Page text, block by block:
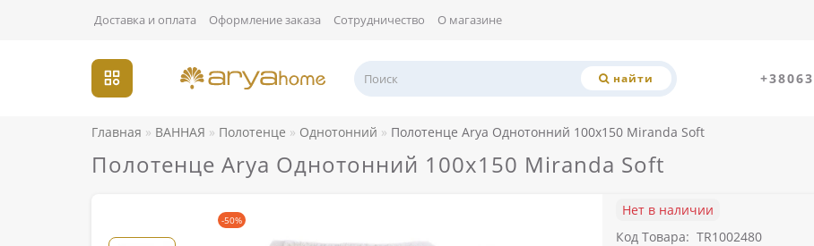
Доставка и оплата Оформление заказа Сотрудничество О магазине
найти
Главная ВАННАЯ Полотенце Однотонний Полотенце Arya Однотонний 100x150 Miranda Soft
Полотенце Arya Однотонний 100x150 Miranda Soft
-50%
Нет в наличии
Код Товара: TR1002480